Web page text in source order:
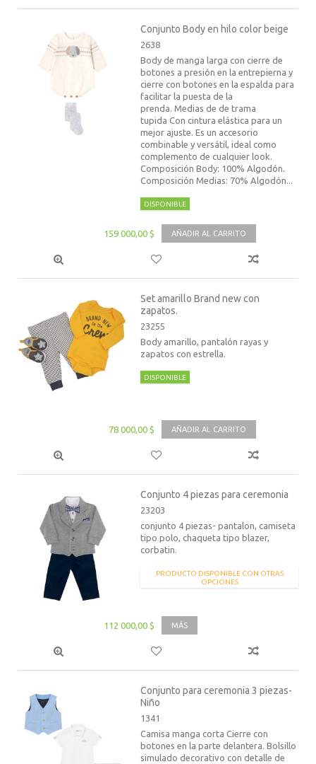
Conjunto Body en hilo color beige
2638
Body de manga larga con cierre de
botones a presión en la entrepierna y
cierre con botones en la espalda para
facilitar la puesta de la
prenda. Medias de de trama
tupida Con cintura elástica para un
mejor ajuste. Es un accesorio
combinable y versátil, ideal como
complemento de cualquier look.
Composición Body: 100% Algodón.
Composición Medias: 70% Algodón...
DISPONIBLE
159 000,00 $ AÑADIR AL CARRITO
Set amarillo Brand new con
zapatos.
23255
Body amarillo, pantalón rayas y
zapatos con estrella.
DISPONIBLE
78 000,00 $ AÑADIR AL CARRITO
Conjunto 4 piezas para ceremonia
23203
conjunto 4 piezas- pantalon, camiseta
tipo polo, chaqueta tipo blazer,
corbatin.
PRODUCTO DISPONIBLE CON OTRAS
OPCIONES
112 000,00 $ MÁS
Conjunto para ceremonia 3 piezas-
Niño
1341
Camisa manga corta Cierre con
botones en la parte delantera. Bolsillo
simulado decorativo con detalle de